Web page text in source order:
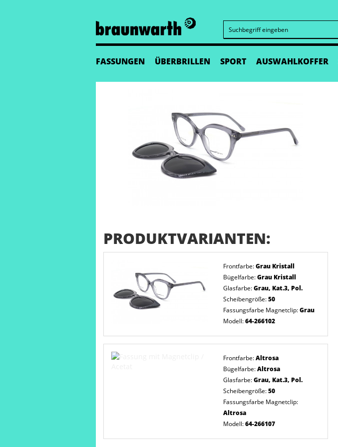
FASSUNGEN ÜBERBRILLEN SPORT AUSWAHLKOFFER
PRODUKTVARIANTEN:
Frontfarbe:Grau Kristall
Bügelfarbe:Grau Kristall
Glasfarbe:Grau, Kat.3, Pol.
Scheibengröße:50
Fassungsfarbe Magnetclip:Grau
Modell:64-266102
Frontfarbe:Altrosa
Bügelfarbe:Altrosa
Glasfarbe:Grau, Kat.3, Pol.
Scheibengröße:50
Fassungsfarbe Magnetclip:
Altrosa
Modell:64-266107